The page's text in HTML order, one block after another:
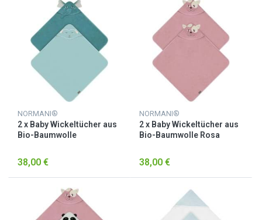
NORMANI®
2 x Baby Wickeltücher aus
Bio-Baumwolle
38,00 €
NORMANI®
2 x Baby Wickeltücher aus
Bio-Baumwolle Rosa
38,00 €